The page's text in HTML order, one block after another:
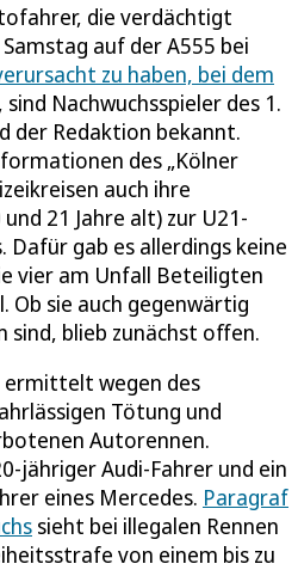
die verdächtigt
auf der A555 bei
zu haben, bei dem
, sind Nachwuchsspieler des 1.
der Redaktion bekannt.
des „Kölner
auch ihre
21 Jahre alt) zur U21-
Dafür gab es allerdings keine
vier am Unfall Beteiligten
Ob sie auch gegenwärtig
sind, blieb zunächst offen.
wegen des
Tötung und
Autorennen.
jähriger Audi-Fahrer und ein
eines Mercedes. Paragraf
sieht bei illegalen Rennen
von einem bis zu